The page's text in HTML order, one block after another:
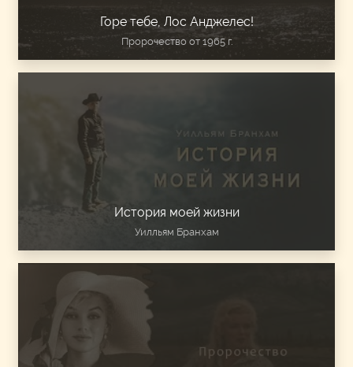
Горе тебе, Лос Анджелес!
Пророчество от 1965 г.
История моей жизни
Уилльям Бранхам